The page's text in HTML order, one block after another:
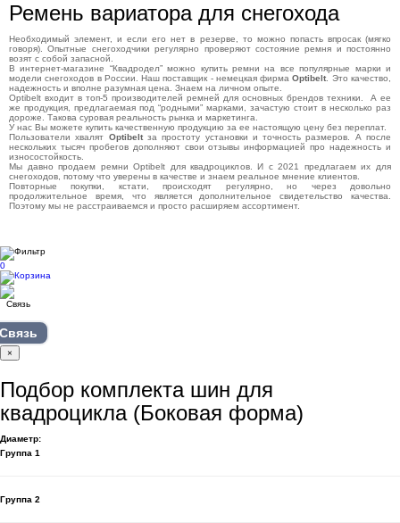
Ремень вариатора для снегохода
Необходимый элемент, и если его нет в резерве, то можно попасть впросак (мягко
говоря). Опытные снегоходчики регулярно проверяют состояние ремня и постоянно
возят с собой запасной.
В интернет-магазине “Квадродел” можно купить ремни на все популярные марки и
модели снегоходов в России. Наш поставщик - немецкая фирмаOptibelt. Это качество,
надежность и вполне разумная цена. Знаем на личном опыте.
Optibelt входит в топ-5 производителей ремней для основных брендов техники. А ее
же продукция, предлагаемая под “родными” марками, зачастую стоит в несколько раз
дороже. Такова суровая реальность рынка и маркетинга.
У нас Вы можете купить качественную продукцию за ее настоящую цену без переплат.
Пользователи хвалят Optibeltза простоту установки и точность размеров. А после
нескольких тысяч пробегов дополняют свои отзывы информацией про надежность и
износостойкость.
Мы давно продаем ремни Optibelt для квадроциклов. И с 2021 предлагаем их для
снегоходов, потому что уверены в качестве и знаем реальное мнение клиентов.
Повторные покупки, кстати, происходят регулярно, но через довольно
продолжительное время, что является дополнительное свидетельство качества.
Поэтому мы не расстраиваемся и просто расширяем ассортимент.
0
×
Подбор комплекта шин для
квадроцикла (Боковая форма)
Диаметр:
Группа 1
Группа 2